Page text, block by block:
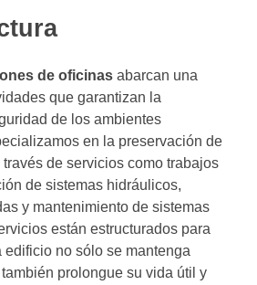
de oficinas abarcan una
que garantizan la
de los ambientes
en la preservación de
través de servicios como trabajos
de sistemas hidráulicos,
y mantenimiento de sistemas
están estructurados para
edificio no sólo se mantenga
prolongue su vida útil y